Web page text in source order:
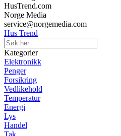
HusTrend.com
Norge Media
service@norgemedia.com
Hus Trend
Kategorier
Elektronikk
Penger
Forsikring
Vedlikehold
Temperatur
Energi
Lys
Handel